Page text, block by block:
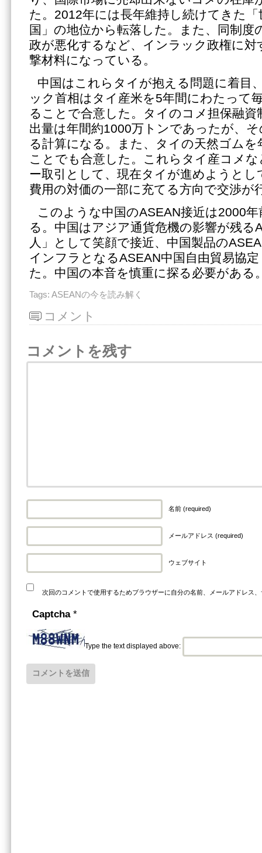
た。2012年には長年維持し続けてきた
国」の地位から転落した。また、同制度
政が悪化するなど、インラック政権に対
撃材料になっている。
中国はこれらタイが抱える問題に着目
ック首相はタイ産米を5年間にわたって
ることで合意した。タイのコメ担保融資
出量は年間約1000万トンであったが、
る計算になる。また、タイの天然ゴム
ことでも合意した。これらタイ産コメ
ー取引として、現在タイが進めようとし
費用の対価の一部に充てる方向で交渉が
このような中国のASEAN接近は2000
る。中国はアジア通貨危機の影響が残る
人」として笑顔で接近、中国製品の
インフラとなるASEAN中国自由貿易協
た。中国の本音を慎重に探る必要がある
Tags: ASEANの今を読み解く
コメント
コメントを残す
名前 (required)
メールアドレス (required)
ウェブサイト
次回のコメントで使用するためブラウザーに自分の名前、メールアドレス
Captcha *
Type the text displayed above: